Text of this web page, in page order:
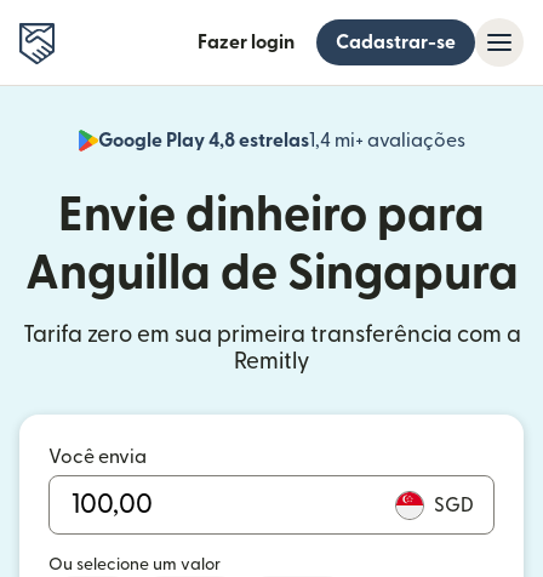
Fazer login Cadastrar-se
Google Play 4,8 estrelas1,4 mi+ avaliações
(abre
Envie dinheiro para
Anguilla de Singapura
Tarifa zero em sua primeira transferência com a
Remitly
Você envia
SGD
Ou selecione um valor